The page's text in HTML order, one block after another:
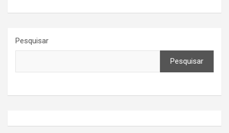
Pesquisar
Pesquisar